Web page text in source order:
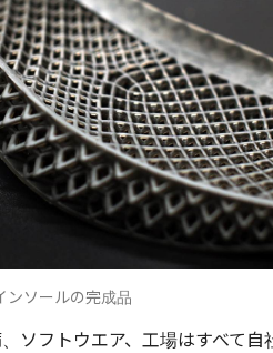
ンソールの完成品
ソフトウエア、工場はすべて自